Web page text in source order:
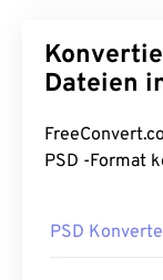
zugehörigen
und mehr in
PSD -Format
PSD